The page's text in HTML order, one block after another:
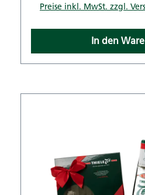
Preise inkl. MwSt. zzgl.
In den